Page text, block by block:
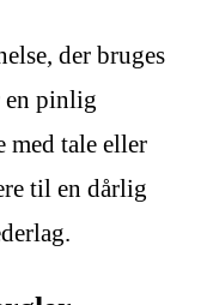
der bruges
en pinlig
med tale eller
til en dårlig